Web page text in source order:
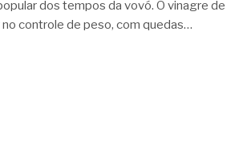
dos tempos da vovó. O vinagre de
no controle de peso, com quedas…